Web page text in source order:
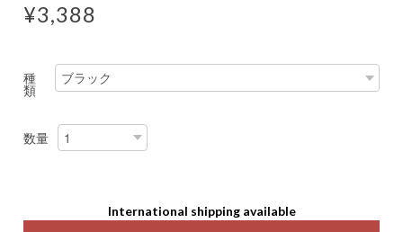
¥3,388
種
類
数量
International shipping available